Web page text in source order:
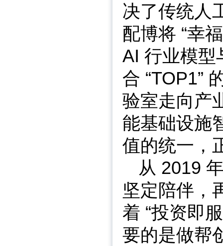
决了传统人
配博将 “幸
AI 行业模型
合 “TOP1”
验室走向产
能基础设施
值的统一，
从 2019
坚定陪伴，
着 “投资即
要的是做帮